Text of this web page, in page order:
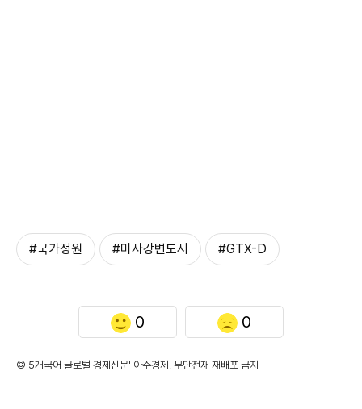
#국가정원 #미사강변도시 #GTX-D
0 0
©'5개국어 글로벌 경제신문' 아주경제. 무단전재·재배포 금지